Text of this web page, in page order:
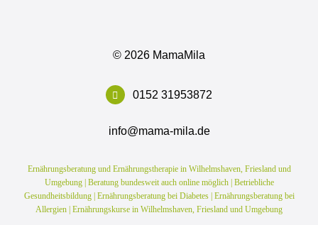
© 2026 MamaMila
0152 31953872
info@mama-mila.de
Ernährungsberatung und Ernährungstherapie in Wilhelmshaven, Friesland und
Umgebung | Beratung bundesweit auch online möglich | Betriebliche
Gesundheitsbildung | Ernährungsberatung bei Diabetes | Ernährungsberatung bei
Allergien | Ernährungskurse in Wilhelmshaven, Friesland und Umgebung